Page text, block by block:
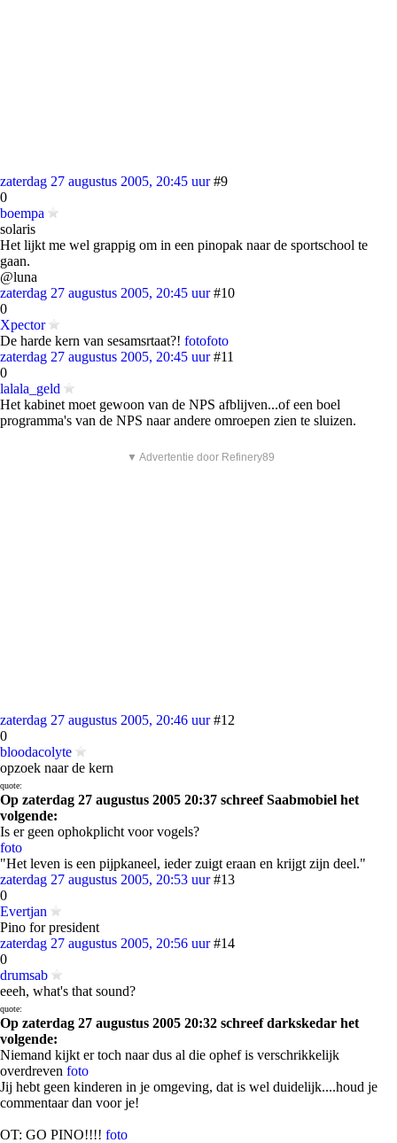
zaterdag 27 augustus 2005, 20:45 uur #9
0
boempa
solaris
Het lijkt me wel grappig om in een pinopak naar de sportschool te
gaan.
@luna
zaterdag 27 augustus 2005, 20:45 uur #10
0
Xpector
De harde kern van sesamsrtaat?! fotofoto
zaterdag 27 augustus 2005, 20:45 uur #11
0
lalala_geld
Het kabinet moet gewoon van de NPS afblijven...of een boel
programma's van de NPS naar andere omroepen zien te sluizen.
▼ Advertentie door Refinery89
zaterdag 27 augustus 2005, 20:46 uur #12
0
bloodacolyte
opzoek naar de kern
quote:
Op zaterdag 27 augustus 2005 20:37 schreef Saabmobiel het
volgende:
Is er geen ophokplicht voor vogels?
foto
"Het leven is een pijpkaneel, ieder zuigt eraan en krijgt zijn deel."
zaterdag 27 augustus 2005, 20:53 uur #13
0
Evertjan
Pino for president
zaterdag 27 augustus 2005, 20:56 uur #14
0
drumsab
eeeh, what's that sound?
quote:
Op zaterdag 27 augustus 2005 20:32 schreef darkskedar het
volgende:
Niemand kijkt er toch naar dus al die ophef is verschrikkelijk
overdreven foto
Jij hebt geen kinderen in je omgeving, dat is wel duidelijk....houd je
commentaar dan voor je!
OT: GO PINO!!!! foto